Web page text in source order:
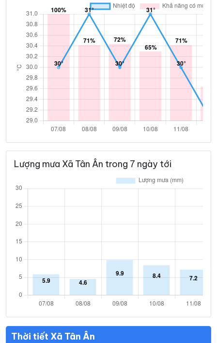
Lượng mưa Xã Tân Ân trong 7 ngày tới
Thời tiết Xã Tân Ân